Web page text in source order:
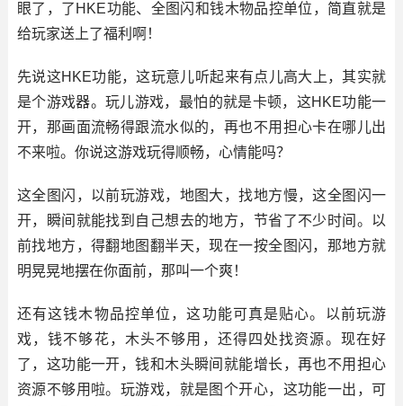
眼了，了HKE功能、全图闪和钱木物品控单位，简直就是
给玩家送上了福利啊！
先说这HKE功能，这玩意儿听起来有点儿高大上，其实就
是个游戏器。玩儿游戏，最怕的就是卡顿，这HKE功能一
开，那画面流畅得跟流水似的，再也不用担心卡在哪儿出
不来啦。你说这游戏玩得顺畅，心情能吗？
这全图闪，以前玩游戏，地图大，找地方慢，这全图闪一
开，瞬间就能找到自己想去的地方，节省了不少时间。以
前找地方，得翻地图翻半天，现在一按全图闪，那地方就
明晃晃地摆在你面前，那叫一个爽！
还有这钱木物品控单位，这功能可真是贴心。以前玩游
戏，钱不够花，木头不够用，还得四处找资源。现在好
了，这功能一开，钱和木头瞬间就能增长，再也不用担心
资源不够用啦。玩游戏，就是图个开心，这功能一出，可